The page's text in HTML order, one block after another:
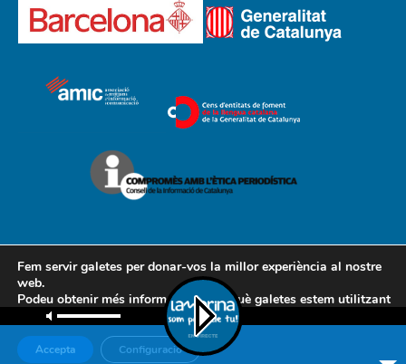
Contacte Avís legal Política de cookies
Política de privacitat
AMCL
© Associació de Mitjans de Comunicació Local, 2018
Fem servir galetes per donar-vos la millor experiència al nostre
web.
Podeu obtenir més informació sobre què galetes estem utilitzant
o desactivar-les a la
configuració.
Accepta Configuració